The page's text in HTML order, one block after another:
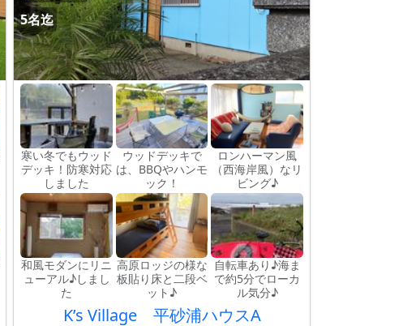
5名迄
寒い冬でもウッド
デッキ！防寒対応
しました
ウッドデッキで
は、BBQやハンモ
ック！
ロンハーマン風
（西海岸風）なリ
ビング♪
和風モダンにリニ
ューアル♪しまし
た
高原ロッジの様な
板貼り床と二段ベ
ット♪
自転車あり♪海ま
で約5分でローカ
ル気分♪
K’s Village 平砂浦ハウスA